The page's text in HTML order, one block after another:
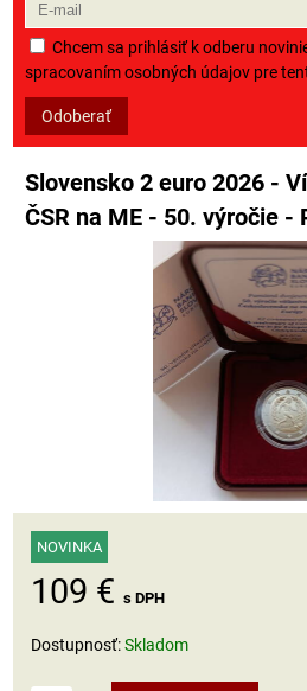
Chcem sa prihlásiť k odberu
spracovaním osobných údajov pre
Odoberať
Slovensko 2 euro 2026 -
ČSR na ME - 50. výročie -
NOVINKA
109 € s DPH
Dostupnosť:Skladom